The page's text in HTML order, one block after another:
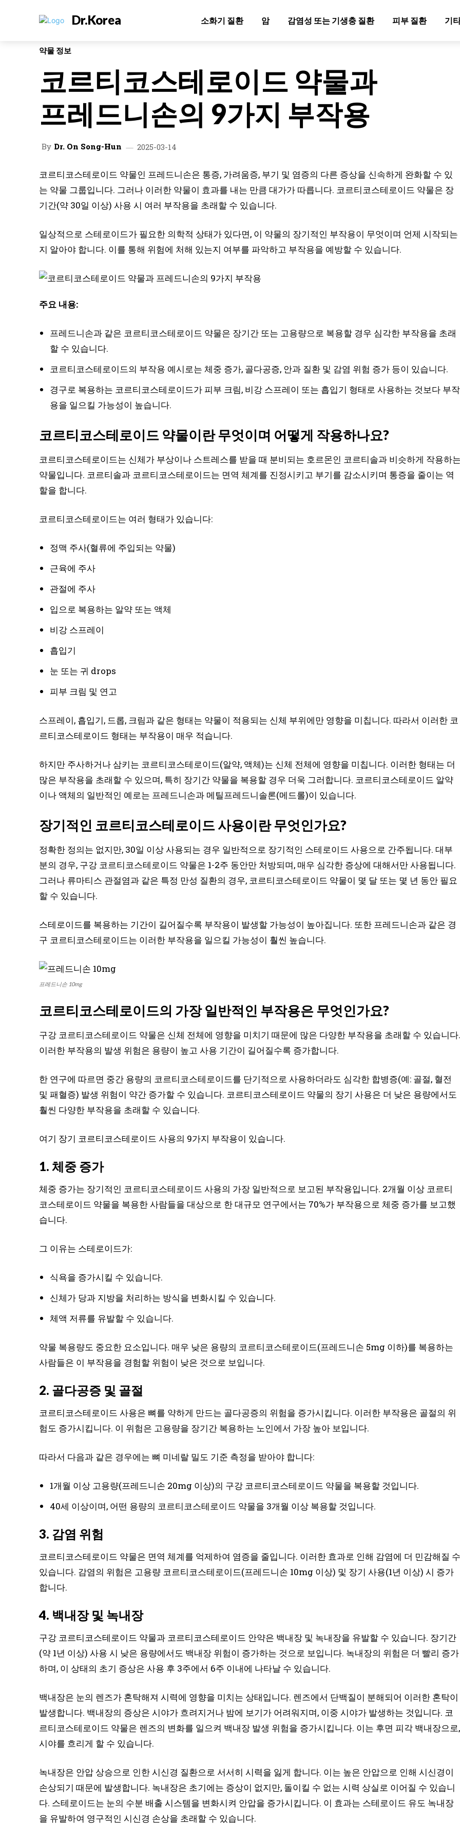
Dr.Korea 소화기 질환 암 감염성 또는 기생충 질환 피부 질환 기
약물 정보
코르티코스테로이드 약물과
프레드니손의 9가지 부작용
By Dr. On Song-Hun 2025-03-14
코르티코스테로이드 약물인 프레드니손은 통증, 가려움증, 부기 및 염증의 다른 증상을 신속하게 완화할 수 있
는 약물 그룹입니다. 그러나 이러한 약물이 효과를 내는 만큼 대가가 따릅니다. 코르티코스테로이드 약물은 장
기간(약 30일 이상) 사용 시 여러 부작용을 초래할 수 있습니다.
일상적으로 스테로이드가 필요한 의학적 상태가 있다면, 이 약물의 장기적인 부작용이 무엇이며 언제 시작되는
지 알아야 합니다. 이를 통해 위험에 처해 있는지 여부를 파악하고 부작용을 예방할 수 있습니다.
주요 내용:
프레드니손과 같은 코르티코스테로이드 약물은 장기간 또는 고용량으로 복용할 경우 심각한 부작용을 초래
할 수 있습니다.
코르티코스테로이드의 부작용 예시로는 체중 증가, 골다공증, 안과 질환 및 감염 위험 증가 등이 있습니다.
경구로 복용하는 코르티코스테로이드가 피부 크림, 비강 스프레이 또는 흡입기 형태로 사용하는 것보다 부작
용을 일으킬 가능성이 높습니다.
코르티코스테로이드 약물이란 무엇이며 어떻게 작용하나요?
코르티코스테로이드는 신체가 부상이나 스트레스를 받을 때 분비되는 호르몬인 코르티솔과 비슷하게 작용하
약물입니다. 코르티솔과 코르티코스테로이드는 면역 체계를 진정시키고 부기를 감소시키며 통증을 줄이는 역
할을 합니다.
코르티코스테로이드는 여러 형태가 있습니다:
정맥 주사(혈류에 주입되는 약물)
근육에 주사
관절에 주사
입으로 복용하는 알약 또는 액체
비강 스프레이
흡입기
눈 또는 귀 drops
피부 크림 및 연고
스프레이, 흡입기, 드롭, 크림과 같은 형태는 약물이 적용되는 신체 부위에만 영향을 미칩니다. 따라서 이러한 코
르티코스테로이드 형태는 부작용이 매우 적습니다.
하지만 주사하거나 삼키는 코르티코스테로이드(알약, 액체)는 신체 전체에 영향을 미칩니다. 이러한 형태는 더
많은 부작용을 초래할 수 있으며, 특히 장기간 약물을 복용할 경우 더욱 그러합니다. 코르티코스테로이드 알약
이나 액체의 일반적인 예로는 프레드니손과 메틸프레드니솔론(메드롤)이 있습니다.
장기적인 코르티코스테로이드 사용이란 무엇인가요?
정확한 정의는 없지만, 30일 이상 사용되는 경우 일반적으로 장기적인 스테로이드 사용으로 간주됩니다. 대부
분의 경우, 구강 코르티코스테로이드 약물은 1-2주 동안만 처방되며, 매우 심각한 증상에 대해서만 사용됩니다.
그러나 류마티스 관절염과 같은 특정 만성 질환의 경우, 코르티코스테로이드 약물이 몇 달 또는 몇 년 동안 필요
할 수 있습니다.
스테로이드를 복용하는 기간이 길어질수록 부작용이 발생할 가능성이 높아집니다. 또한 프레드니손과 같은 경
구 코르티코스테로이드는 이러한 부작용을 일으킬 가능성이 훨씬 높습니다.
프레드니손 10mg
코르티코스테로이드의 가장 일반적인 부작용은 무엇인가요?
구강 코르티코스테로이드 약물은 신체 전체에 영향을 미치기 때문에 많은 다양한 부작용을 초래할 수 있습니다.
이러한 부작용의 발생 위험은 용량이 높고 사용 기간이 길어질수록 증가합니다.
한 연구에 따르면 중간 용량의 코르티코스테로이드를 단기적으로 사용하더라도 심각한 합병증(예: 골절, 혈전
및 패혈증) 발생 위험이 약간 증가할 수 있습니다. 코르티코스테로이드 약물의 장기 사용은 더 낮은 용량에서도
훨씬 다양한 부작용을 초래할 수 있습니다.
여기 장기 코르티코스테로이드 사용의 9가지 부작용이 있습니다.
1. 체중 증가
체중 증가는 장기적인 코르티코스테로이드 사용의 가장 일반적으로 보고된 부작용입니다. 2개월 이상 코르티
코스테로이드 약물을 복용한 사람들을 대상으로 한 대규모 연구에서는 70%가 부작용으로 체중 증가를 보고했
습니다.
그 이유는 스테로이드가:
식욕을 증가시킬 수 있습니다.
신체가 당과 지방을 처리하는 방식을 변화시킬 수 있습니다.
체액 저류를 유발할 수 있습니다.
약물 복용량도 중요한 요소입니다. 매우 낮은 용량의 코르티코스테로이드(프레드니손 5mg 이하)를 복용하는
사람들은 이 부작용을 경험할 위험이 낮은 것으로 보입니다.
2. 골다공증 및 골절
코르티코스테로이드 사용은 뼈를 약하게 만드는 골다공증의 위험을 증가시킵니다. 이러한 부작용은 골절의 위
험도 증가시킵니다. 이 위험은 고용량을 장기간 복용하는 노인에서 가장 높아 보입니다.
따라서 다음과 같은 경우에는 뼈 미네랄 밀도 기준 측정을 받아야 합니다:
1개월 이상 고용량(프레드니손 20mg 이상)의 구강 코르티코스테로이드 약물을 복용할 것입니다.
40세 이상이며, 어떤 용량의 코르티코스테로이드 약물을 3개월 이상 복용할 것입니다.
3. 감염 위험
코르티코스테로이드 약물은 면역 체계를 억제하여 염증을 줄입니다. 이러한 효과로 인해 감염에 더 민감해질 수
있습니다. 감염의 위험은 고용량 코르티코스테로이드(프레드니손 10mg 이상) 및 장기 사용(1년 이상) 시 증가
합니다.
4. 백내장 및 녹내장
구강 코르티코스테로이드 약물과 코르티코스테로이드 안약은 백내장 및 녹내장을 유발할 수 있습니다. 장기간
(약 1년 이상) 사용 시 낮은 용량에서도 백내장 위험이 증가하는 것으로 보입니다. 녹내장의 위험은 더 빨리 증가
하며, 이 상태의 초기 증상은 사용 후 3주에서 6주 이내에 나타날 수 있습니다.
백내장은 눈의 렌즈가 혼탁해져 시력에 영향을 미치는 상태입니다. 렌즈에서 단백질이 분해되어 이러한 혼탁이
발생합니다. 백내장의 증상은 시야가 흐려지거나 밤에 보기가 어려워지며, 이중 시야가 발생하는 것입니다. 코
르티코스테로이드 약물은 렌즈의 변화를 일으켜 백내장 발생 위험을 증가시킵니다. 이는 후면 피각 백내장으로,
시야를 흐리게 할 수 있습니다.
녹내장은 안압 상승으로 인한 시신경 질환으로 서서히 시력을 잃게 합니다. 이는 높은 안압으로 인해 시신경이
손상되기 때문에 발생합니다. 녹내장은 초기에는 증상이 없지만, 돌이킬 수 없는 시력 상실로 이어질 수 있습니
다. 스테로이드는 눈의 수분 배출 시스템을 변화시켜 안압을 증가시킵니다. 이 효과는 스테로이드 유도 녹내장
을 유발하여 영구적인 시신경 손상을 초래할 수 있습니다.